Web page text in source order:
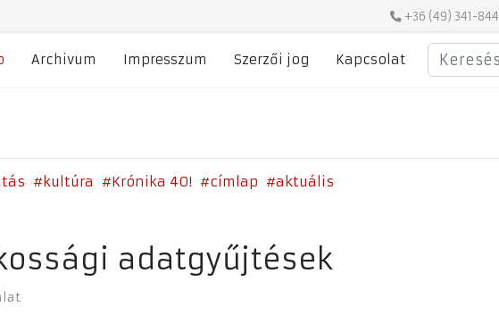
+36 (49) 341-844
Archivum Impresszum Szerzői jog Kapcsolat
Keresés
kultúra Krónika 40! címlap aktuális
adatgyűjtések